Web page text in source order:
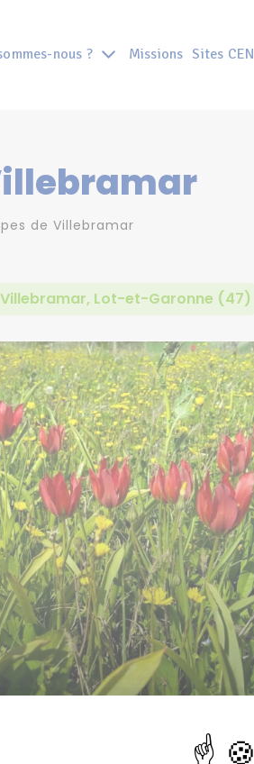
nous ? Missions Sites CEN
de Villebramar
Villebramar, Lot-et-Garonne (47)